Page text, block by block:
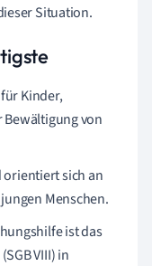
Situation.
Kinder,
von
sich an
Menschen.
ist das
VIII) in